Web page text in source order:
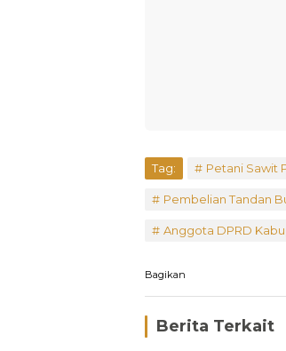
Tag: Petani Sawit
Pembelian Tandan
Anggota DPRD
Bagikan
Berita Terkait